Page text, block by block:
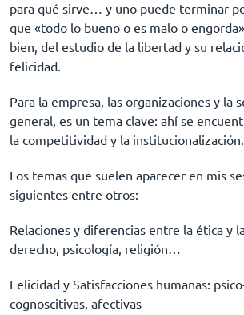
para qué sirve… y uno puede terminar
que «todo lo bueno o es malo o
bien, del estudio de la libertad y su
felicidad.
Para la empresa, las organizaciones y la
general, es un tema clave: ahí se
la competitividad y la institucionalización.
Los temas que suelen aparecer en mis
siguientes entre otros:
Relaciones y diferencias entre la ética y
derecho, psicología, religión…
Felicidad y Satisfacciones humanas:
cognoscitivas, afectivas